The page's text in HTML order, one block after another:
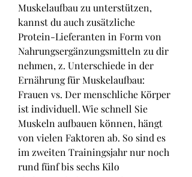
Muskelaufbau zu unterstützen,
kannst du auch zusätzliche
Protein-Lieferanten in Form von
Nahrungsergänzungsmitteln zu dir
nehmen, z. Unterschiede in der
Ernährung für Muskelaufbau:
Frauen vs. Der menschliche Körper
ist individuell. Wie schnell Sie
Muskeln aufbauen können, hängt
von vielen Faktoren ab. So sind es
im zweiten Trainingsjahr nur noch
rund fünf bis sechs Kilo